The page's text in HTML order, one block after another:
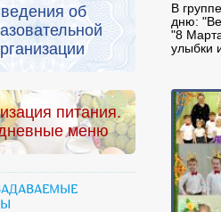
об
питания.
меню
В
дню:
"8
улыбки